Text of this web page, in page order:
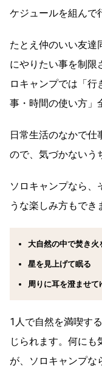
ケジュールを組んで
たとえ仲のいい友達
にやりたい事を制限
ロキャンプでは「行
事・時間の使い方」
日常生活のなかで仕
ので、気づかないう
ソロキャンプなら、
うな楽しみ方もでき
大自然の中で焚き火
星を見上げて眠る
周りに耳を澄ませ
1人で自然を満喫す
じられます。何に
が、ソロキャンプな